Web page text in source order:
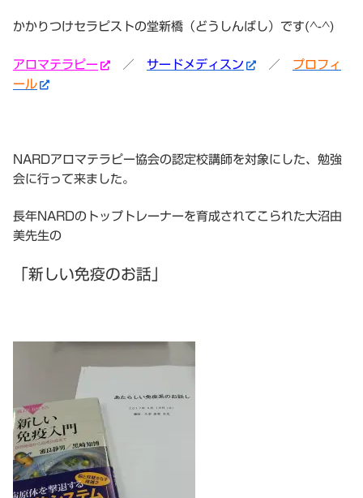
かかりつけセラピストの堂新橋（どうしんばし）です(^-^)
アロマテラピー ／ サードメディスン ／ プロフィ
ール
NARDアロマテラピー協会の認定校講師を対象にした、勉強
会に行って来ました。
長年NARDのトップトレーナーを育成されてこられた大沼由
美先生の
「新しい免疫のお話」